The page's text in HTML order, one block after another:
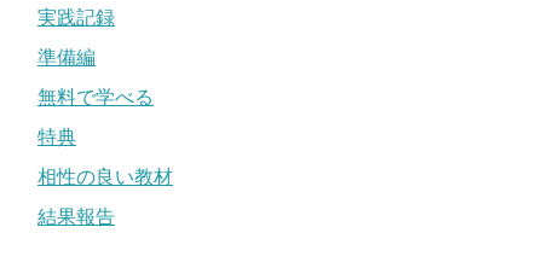
実践記録
準備編
無料で学べる
特典
相性の良い教材
結果報告